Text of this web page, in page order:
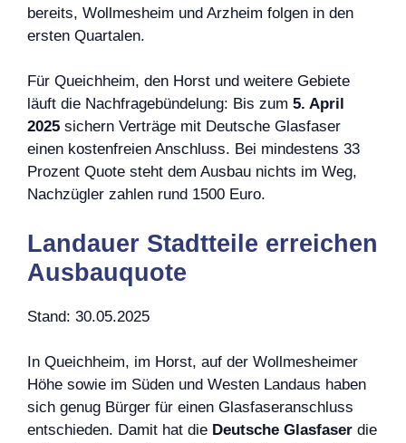
bereits, Wollmesheim und Arzheim folgen in den
ersten Quartalen.
Für Queichheim, den Horst und weitere Gebiete
läuft die Nachfragebündelung: Bis zum 5. April
2025 sichern Verträge mit Deutsche Glasfaser
einen kostenfreien Anschluss. Bei mindestens 33
Prozent Quote steht dem Ausbau nichts im Weg,
Nachzügler zahlen rund 1500 Euro.
Landauer Stadtteile erreichen
Ausbauquote
Stand: 30.05.2025
In Queichheim, im Horst, auf der Wollmesheimer
Höhe sowie im Süden und Westen Landaus haben
sich genug Bürger für einen Glasfaseranschluss
entschieden. Damit hat die Deutsche Glasfaser die